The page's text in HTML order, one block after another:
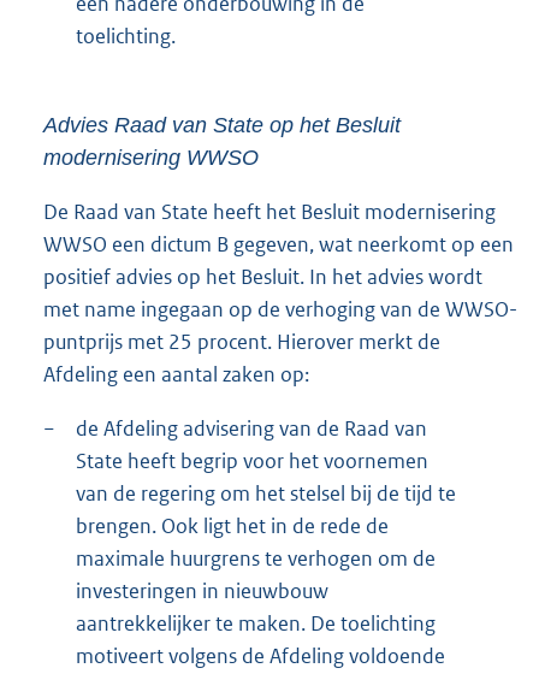
toelichting.
Advies Raad van State op het Besluit
modernisering WWSO
De Raad van State heeft het Besluit modernisering
WWSO een dictum B gegeven, wat neerkomt op een
positief advies op het Besluit. In het advies wordt
met name ingegaan op de verhoging van de WWSO-
puntprijs met 25 procent. Hierover merkt de
Afdeling een aantal zaken op:
−
de Afdeling advisering van de Raad van
State heeft begrip voor het voornemen
van de regering om het stelsel bij de tijd te
brengen. Ook ligt het in de rede de
maximale huurgrens te verhogen om de
investeringen in nieuwbouw
aantrekkelijker te maken. De toelichting
motiveert volgens de Afdeling voldoende